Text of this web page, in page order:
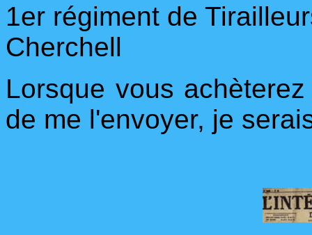
1er régiment de
Cherchell
Lorsque vous
de me l'envoyer, je